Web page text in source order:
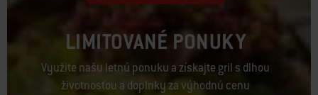
LIMITOVANÉ PONUKY
Využite našu letnú ponuku a získajte gril s dlhou
životnosťou a doplnky za výhodnú cenu